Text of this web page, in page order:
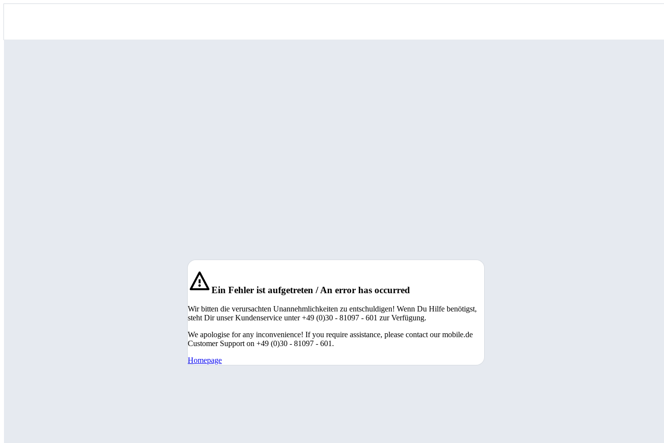
Ein Fehler ist aufgetreten / An error has occurred
Wir bitten die verursachten Unannehmlichkeiten zu entschuldigen! Wenn Du Hilfe benötigst,
steht Dir unser Kundenservice unter +49 (0)30 - 81097 - 601 zur Verfügung.
We apologise for any inconvenience! If you require assistance, please contact our mobile.de
Customer Support on +49 (0)30 - 81097 - 601.
Homepage